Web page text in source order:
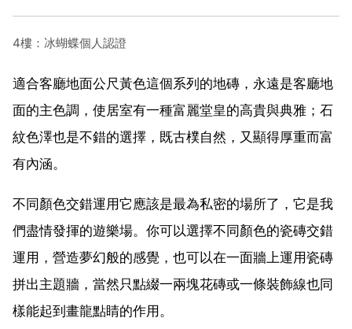
4樓：冰蝴蝶個人認證
適合客廳地面公尺黃色這個系列的地磚，永遠是客廳地
面的主色調，使居室有一種富麗堂皇的高貴與典雅；石
紋色澤也是不錯的選擇，既古樸自然，又顯得厚重而富
有內涵。
不同顏色交錯運用它應該是最為私密的場所了，它是我
們盡情發揮的遊樂場。你可以選擇不同顏色的瓷磚交錯
運用，營造夢幻般的感覺，也可以在一面牆上運用瓷磚
拼出主題牆，當然只點綴一兩塊花磚或一條裝飾線也同
樣能起到畫龍點睛的作用。